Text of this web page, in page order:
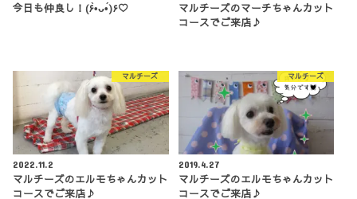
今日も仲良し！(۶•̀ᴗ•́)۶♡
マルチーズのマーチちゃんカット
コースでご来店♪
マルチーズ
2022.11.2
マルチーズのエルモちゃんカット
コースでご来店♪
マルチーズ
2019.4.27
マルチーズのエルモちゃんカット
コースでご来店♪